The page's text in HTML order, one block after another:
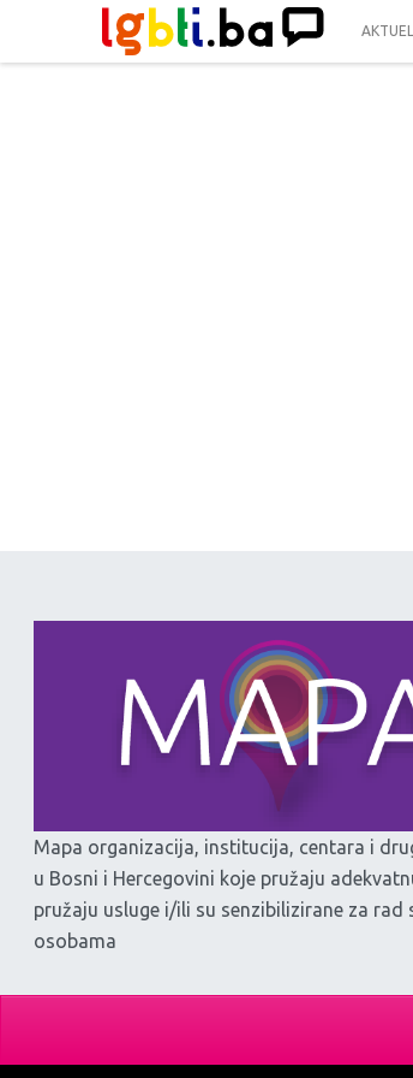
Mapa organizacija, institucija, centara i
u Bosni i Hercegovini koje pružaju
pružaju usluge i/ili su senzibilizirane za rad
osobama